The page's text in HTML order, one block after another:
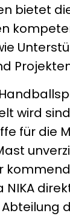
bietet
wird sind
für die
NIKA